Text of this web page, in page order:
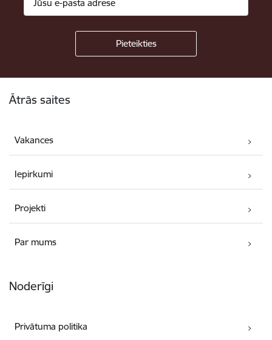
Ātrās saites
Vakances
Iepirkumi
Projekti
Par mums
Noderīgi
Privātuma politika